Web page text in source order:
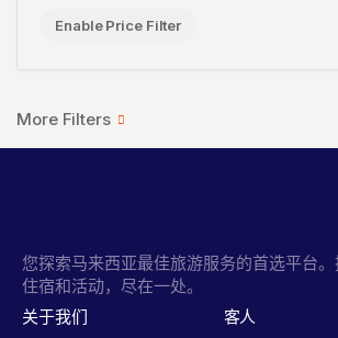
Enable Price Filter
您探索马来西亚最佳旅游服务的首选平台。
住宿和活动，尽在一处。
关于我们 客人